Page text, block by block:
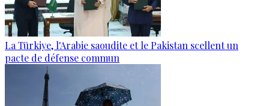
La Türkiye, l'Arabie saoudite et le Pakistan scellent un
pacte de défense commun